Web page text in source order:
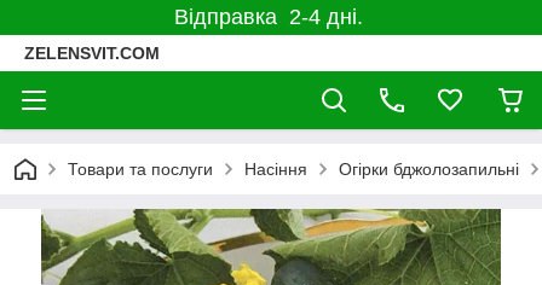
Відправка 2-4 дні.
ZELENSVIT.COM
Товари та послуги Насіння Огірки бджолозапильні